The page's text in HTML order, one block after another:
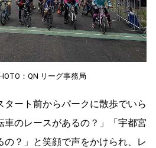
：QN リーグ事務局
タート前からパークに散歩でいら
車のレースがあるの？」「宇都宮
の？」と笑顔で声をかけられ、レ